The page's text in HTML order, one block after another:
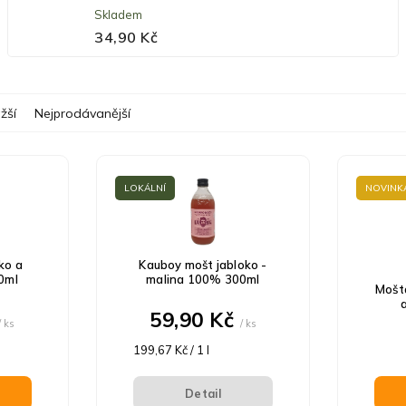
Skladem
34,90 Kč
Nejprodávanější
a
ks
LOKÁLNÍ
Kauboy mošt jabloko -
malina 100% 300ml
59,90 Kč / ks
Měrná
199,67 Kč / 1 l
Detail